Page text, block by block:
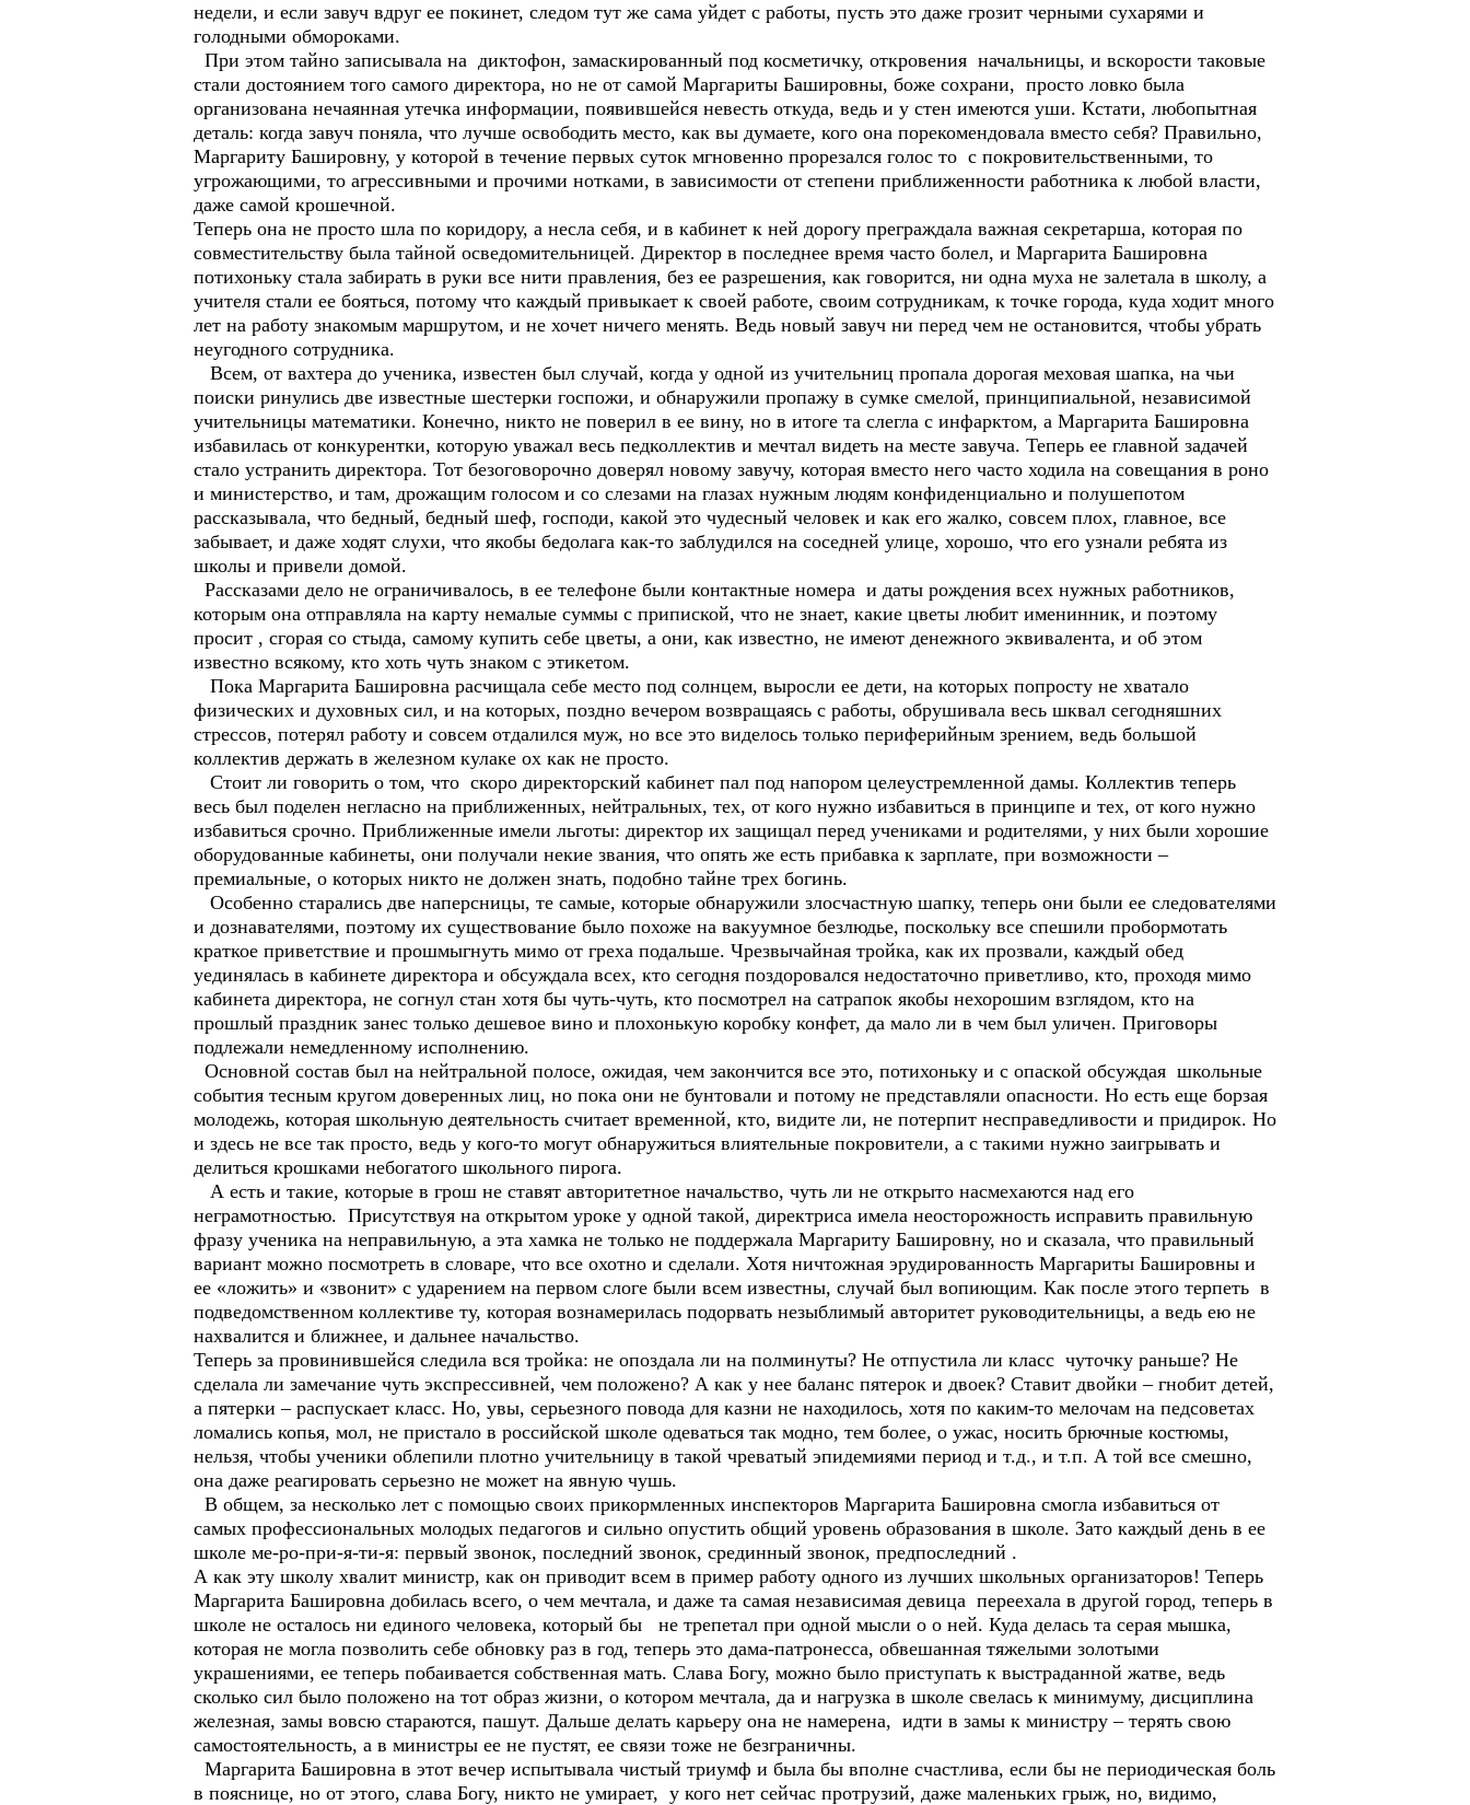
недели, и если завуч вдруг ее покинет, следом тут же сама уйдет с работы, пусть это даже грозит черными сухарями и
голодными обмороками.
При этом тайно записывала на диктофон, замаскированный под косметичку, откровения начальницы, и вскорости таковые
стали достоянием того самого директора, но не от самой Маргариты Башировны, боже сохрани, просто ловко была
организована нечаянная утечка информации, появившейся невесть откуда, ведь и у стен имеются уши. Кстати, любопытная
деталь: когда завуч поняла, что лучше освободить место, как вы думаете, кого она порекомендовала вместо себя? Правильно,
Маргариту Башировну, у которой в течение первых суток мгновенно прорезался голос то с покровительственными, то
угрожающими, то агрессивными и прочими нотками, в зависимости от степени приближенности работника к любой власти,
даже самой крошечной.
Теперь она не просто шла по коридору, а несла себя, и в кабинет к ней дорогу преграждала важная секретарша, которая по
совместительству была тайной осведомительницей. Директор в последнее время часто болел, и Маргарита Башировна
потихоньку стала забирать в руки все нити правления, без ее разрешения, как говорится, ни одна муха не залетала в школу, а
учителя стали ее бояться, потому что каждый привыкает к своей работе, своим сотрудникам, к точке города, куда ходит много
лет на работу знакомым маршрутом, и не хочет ничего менять. Ведь новый завуч ни перед чем не остановится, чтобы убрать
неугодного сотрудника.
Всем, от вахтера до ученика, известен был случай, когда у одной из учительниц пропала дорогая меховая шапка, на чьи
поиски ринулись две известные шестерки госпожи, и обнаружили пропажу в сумке смелой, принципиальной, независимой
учительницы математики. Конечно, никто не поверил в ее вину, но в итоге та слегла с инфарктом, а Маргарита Башировна
избавилась от конкурентки, которую уважал весь педколлектив и мечтал видеть на месте завуча. Теперь ее главной задачей
стало устранить директора. Тот безоговорочно доверял новому завучу, которая вместо него часто ходила на совещания в роно
и министерство, и там, дрожащим голосом и со слезами на глазах нужным людям конфиденциально и полушепотом
рассказывала, что бедный, бедный шеф, господи, какой это чудесный человек и как его жалко, совсем плох, главное, все
забывает, и даже ходят слухи, что якобы бедолага как-то заблудился на соседней улице, хорошо, что его узнали ребята из
школы и привели домой.
Рассказами дело не ограничивалось, в ее телефоне были контактные номера и даты рождения всех нужных работников,
которым она отправляла на карту немалые суммы с припиской, что не знает, какие цветы любит именинник, и поэтому
просит , сгорая со стыда, самому купить себе цветы, а они, как известно, не имеют денежного эквивалента, и об этом
известно всякому, кто хоть чуть знаком с этикетом.
Пока Маргарита Башировна расчищала себе место под солнцем, выросли ее дети, на которых попросту не хватало
физических и духовных сил, и на которых, поздно вечером возвращаясь с работы, обрушивала весь шквал сегодняшних
стрессов, потерял работу и совсем отдалился муж, но все это виделось только периферийным зрением, ведь большой
коллектив держать в железном кулаке ох как не просто.
Стоит ли говорить о том, что скоро директорский кабинет пал под напором целеустремленной дамы. Коллектив теперь
весь был поделен негласно на приближенных, нейтральных, тех, от кого нужно избавиться в принципе и тех, от кого нужно
избавиться срочно. Приближенные имели льготы: директор их защищал перед учениками и родителями, у них были хорошие
оборудованные кабинеты, они получали некие звания, что опять же есть прибавка к зарплате, при возможности –
премиальные, о которых никто не должен знать, подобно тайне трех богинь.
Особенно старались две наперсницы, те самые, которые обнаружили злосчастную шапку, теперь они были ее следователями
и дознавателями, поэтому их существование было похоже на вакуумное безлюдье, поскольку все спешили пробормотать
краткое приветствие и прошмыгнуть мимо от греха подальше. Чрезвычайная тройка, как их прозвали, каждый обед
уединялась в кабинете директора и обсуждала всех, кто сегодня поздоровался недостаточно приветливо, кто, проходя мимо
кабинета директора, не согнул стан хотя бы чуть-чуть, кто посмотрел на сатрапок якобы нехорошим взглядом, кто на
прошлый праздник занес только дешевое вино и плохонькую коробку конфет, да мало ли в чем был уличен. Приговоры
подлежали немедленному исполнению.
Основной состав был на нейтральной полосе, ожидая, чем закончится все это, потихоньку и с опаской обсуждая школьные
события тесным кругом доверенных лиц, но пока они не бунтовали и потому не представляли опасности. Но есть еще борзая
молодежь, которая школьную деятельность считает временной, кто, видите ли, не потерпит несправедливости и придирок. Но
и здесь не все так просто, ведь у кого-то могут обнаружиться влиятельные покровители, а с такими нужно заигрывать и
делиться крошками небогатого школьного пирога.
А есть и такие, которые в грош не ставят авторитетное начальство, чуть ли не открыто насмехаются над его
неграмотностью. Присутствуя на открытом уроке у одной такой, директриса имела неосторожность исправить правильную
фразу ученика на неправильную, а эта хамка не только не поддержала Маргариту Башировну, но и сказала, что правильный
вариант можно посмотреть в словаре, что все охотно и сделали. Хотя ничтожная эрудированность Маргариты Башировны и
ее «ложить» и «звонит» с ударением на первом слоге были всем известны, случай был вопиющим. Как после этого терпеть в
подведомственном коллективе ту, которая вознамерилась подорвать незыблимый авторитет руководительницы, а ведь ею не
нахвалится и ближнее, и дальнее начальство.
Теперь за провинившейся следила вся тройка: не опоздала ли на полминуты? Не отпустила ли класс чуточку раньше? Не
сделала ли замечание чуть экспрессивней, чем положено? А как у нее баланс пятерок и двоек? Ставит двойки – гнобит детей,
а пятерки – распускает класс. Но, увы, серьезного повода для казни не находилось, хотя по каким-то мелочам на педсоветах
ломались копья, мол, не пристало в российской школе одеваться так модно, тем более, о ужас, носить брючные костюмы,
нельзя, чтобы ученики облепили плотно учительницу в такой чреватый эпидемиями период и т.д., и т.п. А той все смешно,
она даже реагировать серьезно не может на явную чушь.
В общем, за несколько лет с помощью своих прикормленных инспекторов Маргарита Башировна смогла избавиться от
самых профессиональных молодых педагогов и сильно опустить общий уровень образования в школе. Зато каждый день в ее
школе ме-ро-при-я-ти-я: первый звонок, последний звонок, срединный звонок, предпоследний .
А как эту школу хвалит министр, как он приводит всем в пример работу одного из лучших школьных организаторов! Теперь
Маргарита Башировна добилась всего, о чем мечтала, и даже та самая независимая девица переехала в другой город, теперь в
школе не осталось ни единого человека, который бы не трепетал при одной мысли о о ней. Куда делась та серая мышка,
которая не могла позволить себе обновку раз в год, теперь это дама-патронесса, обвешанная тяжелыми золотыми
украшениями, ее теперь побаивается собственная мать. Слава Богу, можно было приступать к выстраданной жатве, ведь
сколько сил было положено на тот образ жизни, о котором мечтала, да и нагрузка в школе свелась к минимуму, дисциплина
железная, замы вовсю стараются, пашут. Дальше делать карьеру она не намерена, идти в замы к министру – терять свою
самостоятельность, а в министры ее не пустят, ее связи тоже не безграничны.
Маргарита Башировна в этот вечер испытывала чистый триумф и была бы вполне счастлива, если бы не периодическая боль
в пояснице, но от этого, слава Богу, никто не умирает, у кого нет сейчас протрузий, даже маленьких грыж, но, видимо,